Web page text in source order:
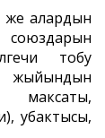
же алардын
тобу
убактысы,